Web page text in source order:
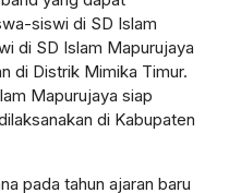
siswi di SD Islam
di SD Islam Mapurujaya
di Distrik Mimika Timur.
Mapurujaya siap
di Kabupaten
pada tahun ajaran baru